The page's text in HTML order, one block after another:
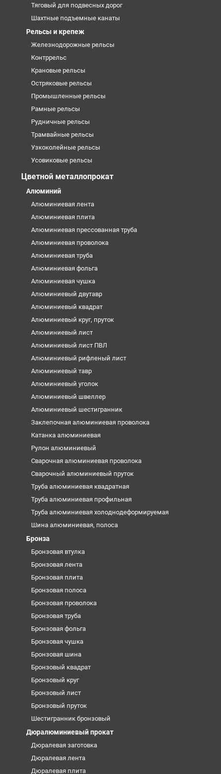
Тяговый для подвесных дорог
Шахтные подъемные канаты
Рельсы и крепеж
Железнодорожные рельсы
Контррельс
Крановые рельсы
Остряковые рельсы
Промышленные рельсы
Рамные рельсы
Рудничные рельсы
Трамвайные рельсы
Узкоколейные рельсы
Усовиковые рельсы
Цветной металлопрокат
Алюминий
Алюминиевая лента
Алюминиевая плита
Алюминиевая прессованная труба
Алюминиевая проволока
Алюминиевая труба
Алюминиевая фольга
Алюминиевая чушка
Алюминиевый двутавр
Алюминиевый квадрат
Алюминиевый круг, пруток
Алюминиевый лист
Алюминиевый лист ПВЛ
Алюминиевый рифленый лист
Алюминиевый тавр
Алюминиевый уголок
Алюминиевый швеллер
Алюминиевый шестигранник
Заклепочная алюминиевая проволока
Катанка алюминиевая
Рулон алюминиевый
Сварочная алюминиевая проволока
Сварочный алюминиевый пруток
Труба алюминиевая квадратная
Труба алюминиевая профильная
Труба алюминиевая холоднодеформируемая
Шина алюминиевая, полоса
Бронза
Бронзовая втулка
Бронзовая лента
Бронзовая плита
Бронзовая полоса
Бронзовая проволока
Бронзовая труба
Бронзовая фольга
Бронзовая чушка
Бронзовая шина
Бронзовый квадрат
Бронзовый круг
Бронзовый лист
Бронзовый пруток
Шестигранник бронзовый
Дюралюминиевый прокат
Дюралевая заготовка
Дюралевая лента
Дюралевая плита